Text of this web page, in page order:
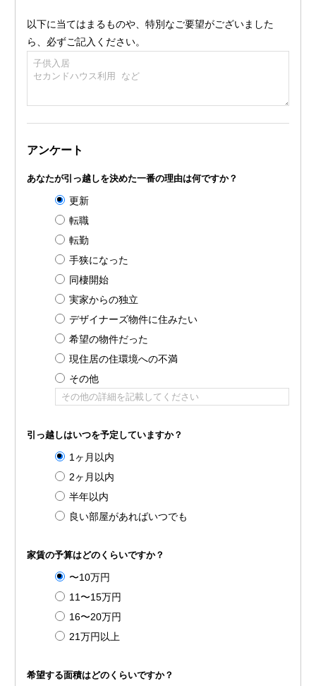
以下に当てはまるものや、特別なご要望がございました
ら、必ずご記入ください。
アンケート
あなたが引っ越しを決めた一番の理由は何ですか？
更新
転職
転勤
手狭になった
同棲開始
実家からの独立
デザイナーズ物件に住みたい
希望の物件だった
現住居の住環境への不満
その他
引っ越しはいつを予定していますか？
1ヶ月以内
2ヶ月以内
半年以内
良い部屋があればいつでも
家賃の予算はどのくらいですか？
〜10万円
11〜15万円
16〜20万円
21万円以上
希望する面積はどのくらいですか？